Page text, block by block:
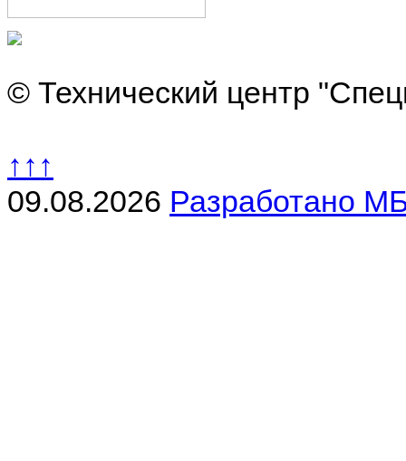
© Технический центр
↑↑↑
09.08.2026 Разработано